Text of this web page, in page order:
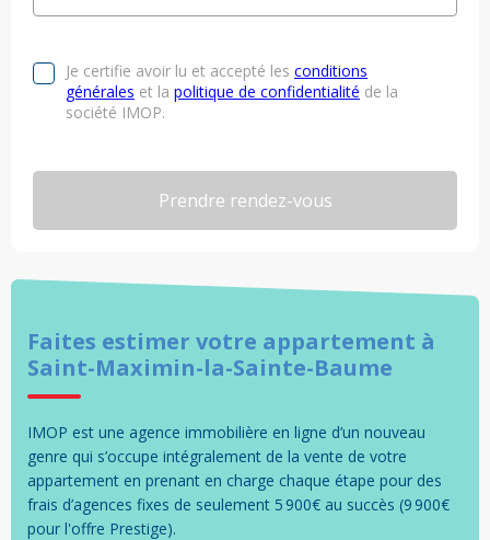
Faites estimer votre appartement à
Saint-Maximin-la-Sainte-Baume
IMOP est une agence immobilière en ligne d’un nouveau
genre qui s’occupe intégralement de la vente de votre
appartement en prenant en charge chaque étape pour des
frais d’agences fixes de seulement 5 900€ au succès (9 900€
pour l'offre Prestige).
Je certifie avoir lu et accepté les conditions
générales et la politique de confidentialité de la
société IMOP.